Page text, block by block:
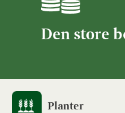
Den store
Planter